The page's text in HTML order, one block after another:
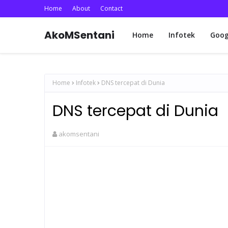
Home About Contact
AkoMSentani Home Infotek
Home Infotek DNS tercepat di Dunia
DNS tercepat di Dunia
akomsentani